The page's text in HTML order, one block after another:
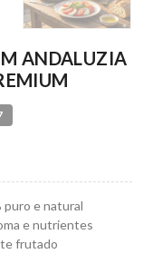
ANDALUZIA
puro e natural
e nutrientes
frutado